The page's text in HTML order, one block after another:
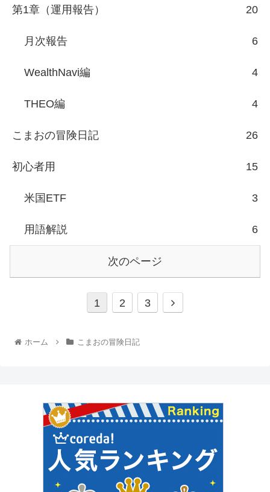
第1章（運用報告） 20
月次報告 6
WealthNavi編 4
THEO編 4
こまおの冒険日記 26
初心者用 15
米国ETF 3
用語解説 6
次のページ
1 2 3
ホーム こまおの冒険日記